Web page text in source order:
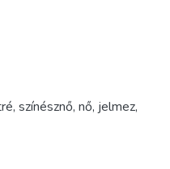
, színésznő, nő, jelmez,